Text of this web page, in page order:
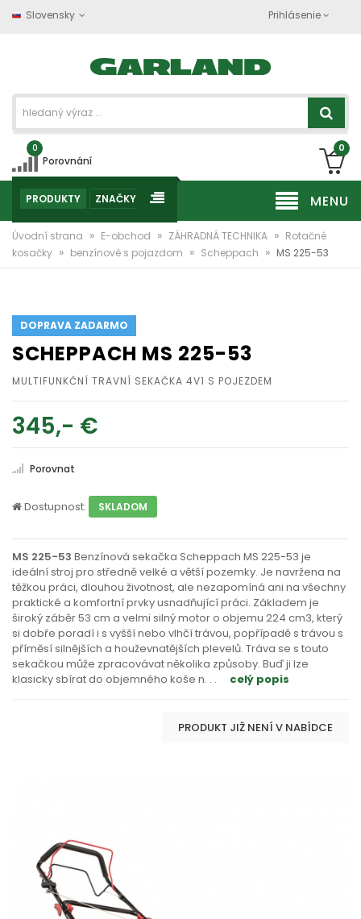
Slovensky Prihlásenie
0
Porovnání
0
MENU
PRODUKTY ZNAČKY
Úvodní strana » E-obchod » ZÁHRADNÁ TECHNIKA » Rotačné
kosačky » benzínové s pojazdom » Scheppach » MS 225-53
DOPRAVA ZADARMO
SCHEPPACH MS 225-53
MULTIFUNKČNÍ TRAVNÍ SEKAČKA 4V1 S POJEZDEM
345,- €
Porovnat
Dostupnost: SKLADOM
MS 225-53 Benzínová sekačka Scheppach MS 225-53 je
ideální stroj pro středně velké a větší pozemky. Je navržena na
těžkou práci, dlouhou životnost, ale nezapomíná ani na všechny
praktické a komfortní prvky usnadňující práci. Základem je
široký záběr 53 cm a velmi silný motor o objemu 224 cm3, který
si dobře poradí i s vyšší nebo vlhčí trávou, popřípadě s trávou s
příměsí silnějších a houževnatějších plevelů. Tráva se s touto
sekačkou může zpracovávat několika způsoby. Buď ji lze
klasicky sbírat do objemného koše n. . . celý popis
PRODUKT JIŽ NENÍ V NABÍDCE